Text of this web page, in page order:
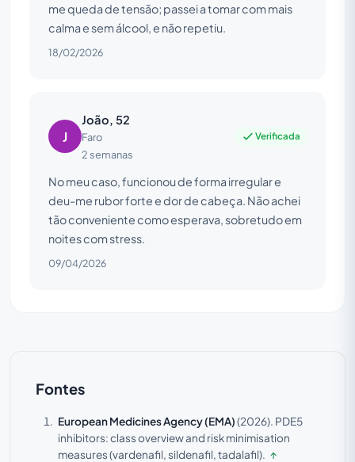
me queda de tensão; passei a tomar com mais
calma e sem álcool, e não repetiu.
18/02/2026
J
João, 52
Faro
2 semanas
Verificada
No meu caso, funcionou de forma irregular e
deu-me rubor forte e dor de cabeça. Não achei
tão conveniente como esperava, sobretudo em
noites com stress.
09/04/2026
Fontes
European Medicines Agency (EMA)(2026). PDE5
inhibitors: class overview and risk minimisation
measures (vardenafil, sildenafil, tadalafil). ↑